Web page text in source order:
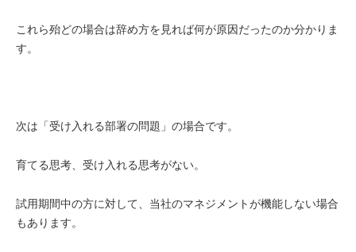
これら殆どの場合は辞め方を見れば何が原因だったのか分かりま
す。
次は「受け入れる部署の問題」の場合です。
育てる思考、受け入れる思考がない。
試用期間中の方に対して、当社のマネジメントが機能しない場合
もあります。